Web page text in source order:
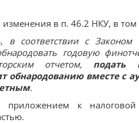
в п. 46.2 НКУ, в том
соответствии с Законом
годовую
отчетом, подать
обнародованию вместе с
.
приложением к